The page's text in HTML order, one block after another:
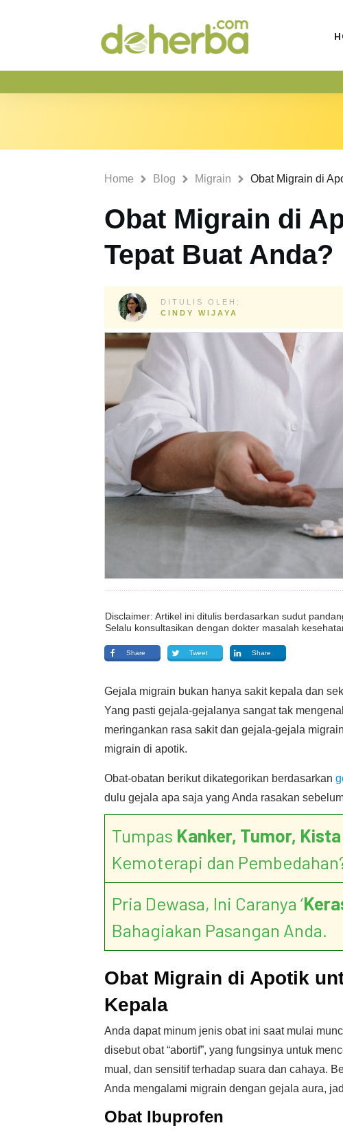
Home Blog Migrain
Obat Migrain di
Tepat Buat Anda?
DITULIS OLEH:
CINDY WIJAYA
Disclaimer: Artikel ini ditulis berdasarkan sudut
Selalu konsultasikan dengan dokter masalah
Share Tweet Share
Gejala migrain bukan hanya sakit kepala dan
Yang pasti gejala-gejalanya sangat tak
meringankan rasa sakit dan gejala-gejala
migrain di apotik.
Obat-obatan berikut dikategorikan berdasarkan
dulu gejala apa saja yang Anda rasakan
Tumpas Kanker, Tumor, Kista
Kemoterapi dan
Pria Dewasa, Ini Caranya ‘
Bahagiakan Pasangan Anda.
Obat Migrain di Apotik
Kepala
Anda dapat minum jenis obat ini saat mulai
disebut obat “abortif”, yang fungsinya untuk
mual, dan sensitif terhadap suara dan cahaya.
Anda mengalami migrain dengan gejala aura,
Obat Ibuprofen